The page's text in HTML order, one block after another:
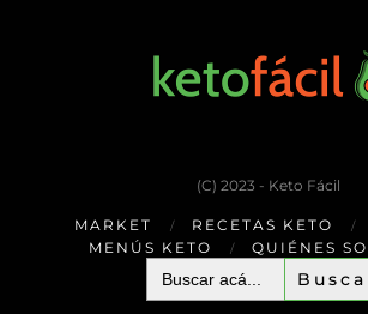
(C) 2023 - Keto Fácil
MARKET RECETAS KETO
MENÚS KETO
QUIÉNES
Buscar: